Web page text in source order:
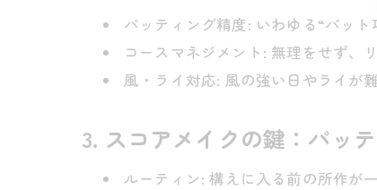
パッティング精度: いわゆる“パッ
コースマネジメント: 無理をせず、
風・ライ対応: 風の強い日やライが
3. スコアメイクの鍵：パッ
ルーティン: 構えに入る前の所作が